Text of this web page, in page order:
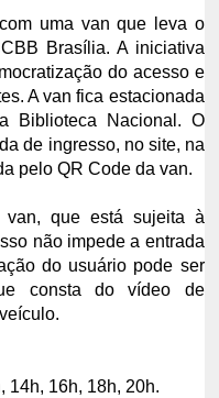
uma van que leva o
Brasília. A iniciativa
do acesso e
A van fica estacionada
Biblioteca Nacional. O
de ingresso, no site, na
pelo QR Code da van.
que está sujeita à
não impede a entrada
do usuário pode ser
consta do vídeo de
veículo.
14h, 16h, 18h, 20h.